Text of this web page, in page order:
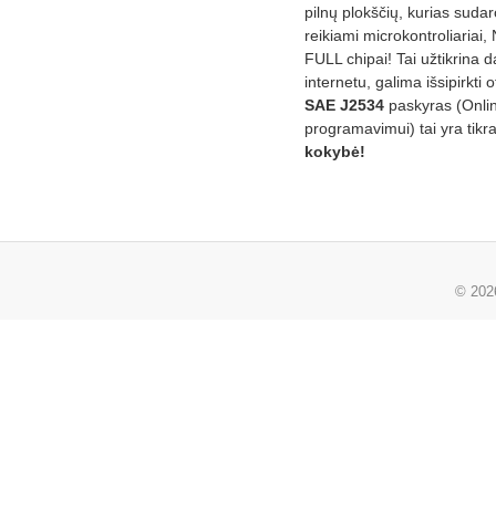
pilnų plokščių, kurias
reikiami microkontroliariai,
FULL chipai! Tai užtikrina
internetu, galima išsipirkti
SAE J2534 paskyras
programavimui) tai yra
kokybė!
©